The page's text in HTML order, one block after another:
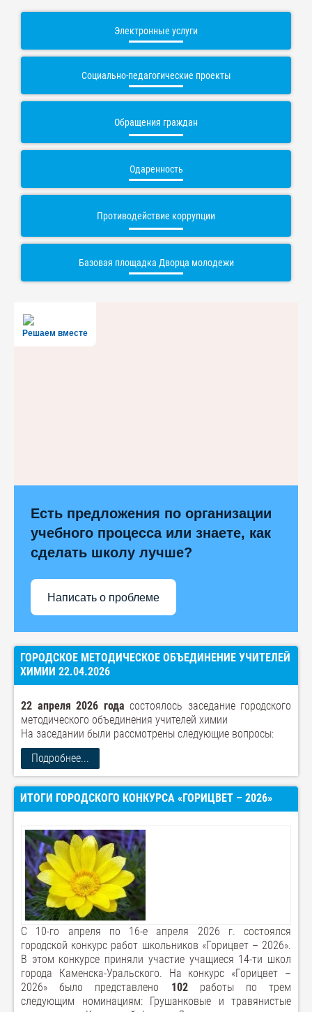
Электронные услуги
Социально-педагогические проекты
Обращения граждан
Одаренность
Противодействие коррупции
Базовая площадка Дворца молодежи
Решаем вместе
Есть предложения по организации
учебного процесса или знаете, как
сделать школу лучше?
Написать о проблеме
ГОРОДСКОЕ МЕТОДИЧЕСКОЕ ОБЪЕДИНЕНИЕ УЧИТЕЛЕЙ
ХИМИИ 22.04.2026
22 апреля 2026 года состоялось заседание городского
методического объединения учителей химии
На заседании были рассмотрены следующие вопросы:
Подробнее...
ИТОГИ ГОРОДСКОГО КОНКУРСА «ГОРИЦВЕТ – 2026»
С 10-го апреля по 16-е апреля 2026 г. состоялся
городской конкурс работ школьников «Горицвет – 2026».
В этом конкурсе приняли участие учащиеся 14-ти школ
города Каменска-Уральского. На конкурс «Горицвет –
2026» было представлено 102работы по трем
следующим номинациям: Грушанковые и травянистые